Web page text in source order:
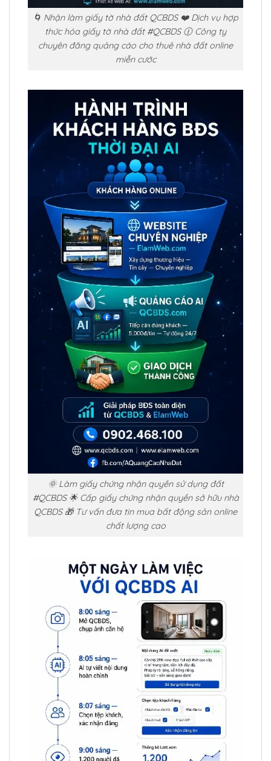
🌀 Nhận làm giấy tờ nhà đất QCBDS ❤️ Dịch vụ hợp
thức hóa giấy tờ nhà đất #QCBDS 🕧 Công ty
chuyên đăng quảng cáo cho thuê nhà đất online
miễn cước
🌞 Làm giấy chứng nhận quyền sử dụng đất
#QCBDS 🌟 Cấp giấy chứng nhận quyền sở hữu nhà
QCBDS 🎁 Tư vấn đưa tin mua bất động sản online
chất lượng cao